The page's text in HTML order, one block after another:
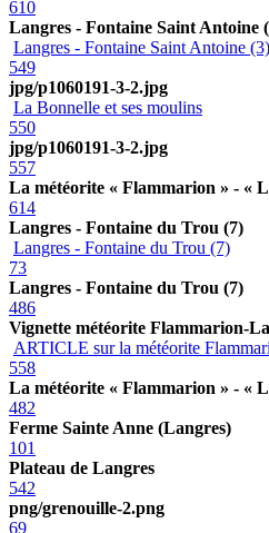
610
Langres - Fontaine Saint Antoine
Langres - Fontaine Saint Antoine (3)
549
jpg/p1060191-3-2.jpg
La Bonnelle et ses moulins
550
jpg/p1060191-3-2.jpg
557
La météorite « Flammarion » - «
614
Langres - Fontaine du Trou (7)
Langres - Fontaine du Trou (7)
73
Langres - Fontaine du Trou (7)
486
Vignette météorite Flammarion-
ARTICLE sur la météorite
558
La météorite « Flammarion » - «
482
Ferme Sainte Anne (Langres)
101
Plateau de Langres
542
png/grenouille-2.png
69